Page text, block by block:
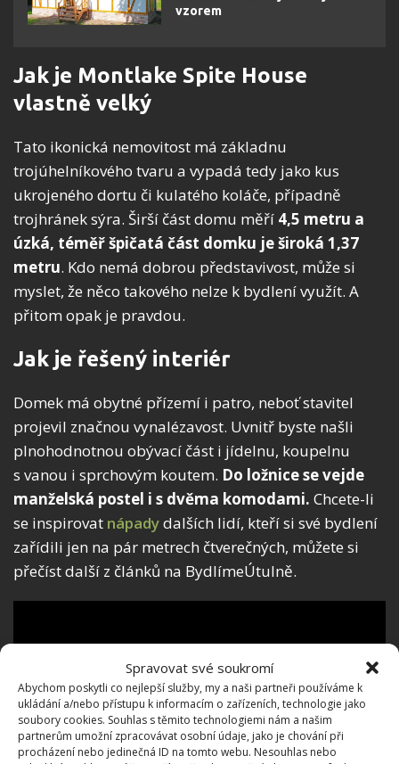
Spravovat své soukromí
Abychom poskytli co nejlepší služby, my a naši partneři používáme k
ukládání a/nebo přístupu k informacím o zařízeních, technologie jako
soubory cookies. Souhlas s těmito technologiemi nám a našim
partnerům umožní zpracovávat osobní údaje, jako je chování při
procházení nebo jedinečná ID na tomto webu. Nesouhlas nebo
vzorem
Jak je Montlake Spite House
vlastně velký
Tato ikonická nemovitost má základnu
trojúhelníkového tvaru a vypadá tedy jako kus
ukrojeného dortu či kulatého koláče, případně
trojhránek sýra. Širší část domu měří 4,5 metru a
úzká, téměř špičatá část domku je široká 1,37
metru. Kdo nemá dobrou představivost, může si
myslet, že něco takového nelze k bydlení využít. A
přitom opak je pravdou.
Jak je řešený interiér
Domek má obytné přízemí i patro, neboť stavitel
projevil značnou vynalézavost. Uvnitř byste našli
plnohodnotnou obývací část i jídelnu, koupelnu
s vanou i sprchovým koutem. Do ložnice se vejde
manželská postel i s dvěma komodami. Chcete-li
se inspirovat nápadydalších lidí, kteří si své bydlení
zařídili jen na pár metrech čtverečných, můžete si
přečíst další z článků na BydlímeÚtulně.